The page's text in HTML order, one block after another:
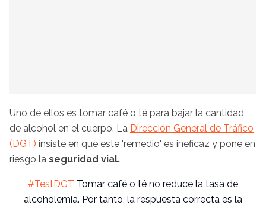
Uno de ellos es tomar café o té para bajar la cantidad
de alcohol en el cuerpo. La Dirección General de Tráfico
(DGT) insiste en que este 'remedio' es ineficaz y pone en
riesgo la seguridad vial.
#TestDGT Tomar café o té no reduce la tasa de
alcoholemia. Por tanto, la respuesta correcta es la